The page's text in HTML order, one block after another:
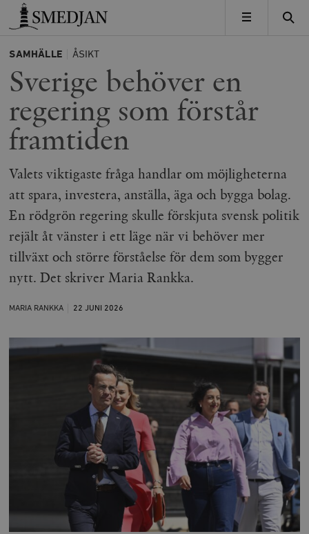
Timbro
MENY
SAMHÄLLE ÅSIKT
Sverige behöver en
regering som förstår
framtiden
Valets viktigaste fråga handlar om möjligheterna
att spara, investera, anställa, äga och bygga bolag.
En rödgrön regering skulle förskjuta svensk politik
rejält åt vänster i ett läge när vi behöver mer
tillväxt och större förståelse för dem som bygger
nytt. Det skriver Maria Rankka.
MARIA RANKKA 22 JUNI 2026